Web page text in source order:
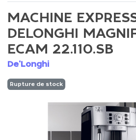
MACHINE
DELONGHI
ECAM 22.110.SB
De'Longhi
Rupture de stock